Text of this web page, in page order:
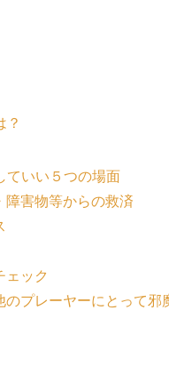
？
ていい５つの場面
害物等からの救済
ック
プレーヤーにとって邪